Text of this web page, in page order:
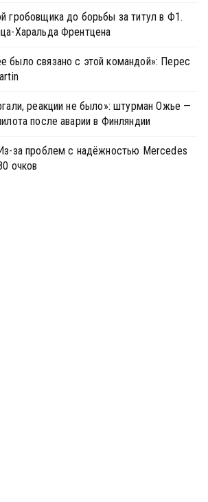
гробовщика до борьбы за титул в Ф1.
Харальда Френтцена
было связано с этой командой»: Перес
реакции не было»: штурман Ожье —
после аварии в Финляндии
за проблем с надёжностью Mercedes
очков